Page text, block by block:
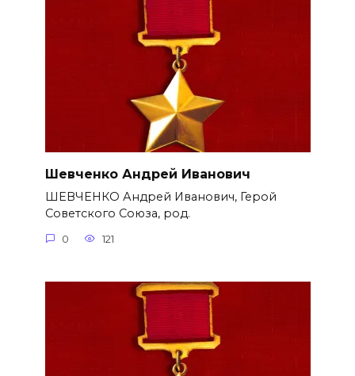
Шевченко Андрей Иванович
ШЕВЧЕНКО Андрей Иванович, Герой
Советского Союза, род.
0 121